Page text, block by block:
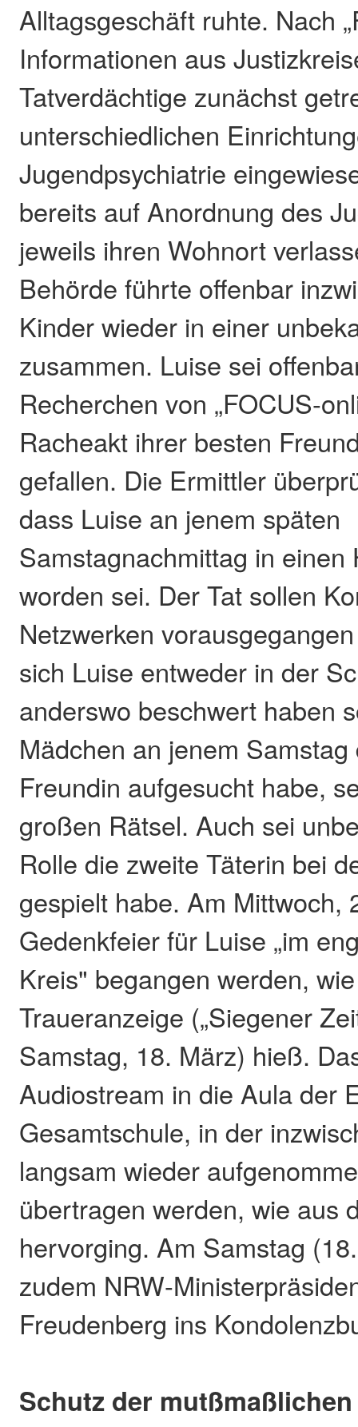
Alltagsgeschäft ruhte. Nach
Informationen aus
Tatverdächtige zunächst
unterschiedlichen
Jugendpsychiatrie
bereits auf Anordnung des
jeweils ihren Wohnort
Behörde führte offenbar
Kinder wieder in einer
zusammen. Luise sei
Recherchen von „FOCUS-
Racheakt ihrer besten
gefallen. Die Ermittler
dass Luise an jenem späten
Samstagnachmittag in einen
worden sei. Der Tat sollen
Netzwerken
sich Luise entweder in der
anderswo beschwert haben
Mädchen an jenem
Freundin aufgesucht habe,
großen Rätsel. Auch sei
Rolle die zweite Täterin bei
gespielt habe. Am Mittwoch,
Gedenkfeier für Luise „im
Kreis" begangen werden,
Traueranzeige („Siegener
Samstag, 18. März) hieß.
Audiostream in die Aula der
Gesamtschule, in der
langsam wieder
übertragen werden, wie aus
hervorging. Am Samstag
zudem NRW-
Freudenberg ins
Schutz der